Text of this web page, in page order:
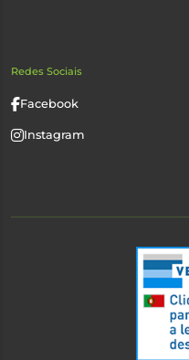
Redes Sociais
Facebook
Instagram